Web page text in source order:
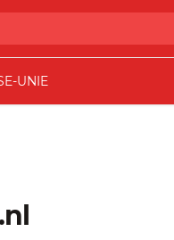
UNIE